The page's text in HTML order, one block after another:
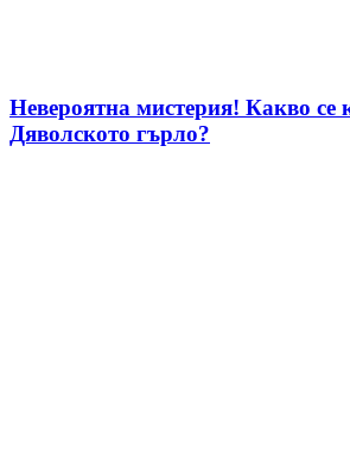
Невероятна мистерия! Какво се
Дяволското гърло?